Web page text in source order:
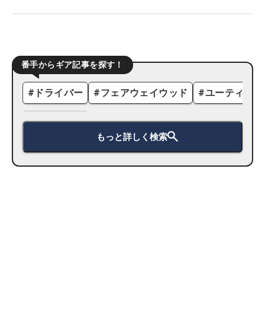
番手からギア記事を探す！
# ドライバー #フェアウェイウッド #ユーティリ
もっと詳しく検索